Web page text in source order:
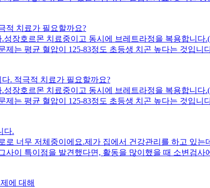
까요?저는 2번이 더 궁금합니다.
적 치료가 필요할까요?
.성장호르몬 치료중이고 동시에 브레트라정을 복용합니
제는 평균 혈압이 125-83정도 초등생 치곤 높다는 것입
아놓은 상태에서 월 1cm씩 자라고 있으니 치료효과는 좋
정도인가저정도 높은혈압이 단기적으로(약 1년) 신장
동안 15kg 정도가 증가했고 에스트로겐 차단으로 인해
하고 있습니다.저정도면 식이.운동 조절을 잘 해서 5개
해주시고 구체적인 답변 주시면 정말 감사하겠습니다.
. 적극적 치료가 필요할까요?
.성장호르몬 치료중이고 동시에 브레트라정을 복용합니
제는 평균 혈압이 125-83정도 초등생 치곤 높다는 것입
아놓은 상태에서 월 1cm씩 자라고 있으니 치료효과는 좋
정도인가저정도 높은혈압이 단기적으로(약 1년) 신장
동안 15kg 정도가 증가했고 에스트로겐 차단으로 인해
하고 있습니다.저정도면 식이.운동 조절을 잘 해서 5개
해주시고 구체적인 답변 주시면 정말 감사하겠습니다.
다.
로 너무 저체중이에요.제가 집에서 건강관리를 하고 있
사이 특이점을 발견했다면, 활동을 많이했을 때 소변검
의 안나옵니다. (푸른점이 몇개 안찍혀요)이런점으로 유
을 듣고 싶습니다.
에 대해